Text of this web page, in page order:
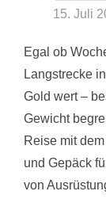
15. Juli
Egal ob
Langstrecke
Gold wert –
Gewicht
Reise mit
und Gepäck
von